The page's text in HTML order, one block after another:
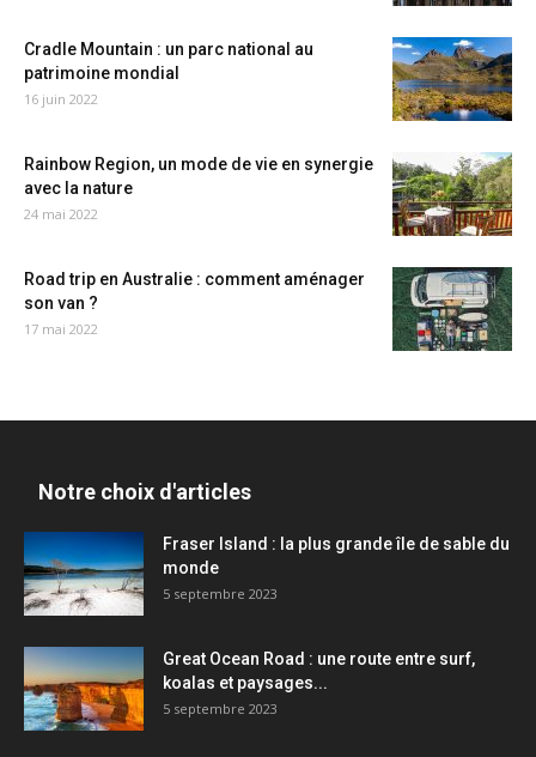
Cradle Mountain : un parc national au
patrimoine mondial
16 juin 2022
Rainbow Region, un mode de vie en synergie
avec la nature
24 mai 2022
Road trip en Australie : comment aménager
son van ?
17 mai 2022
Notre choix d'articles
Fraser Island : la plus grande île de sable du
monde
5 septembre 2023
Great Ocean Road : une route entre surf,
koalas et paysages...
5 septembre 2023